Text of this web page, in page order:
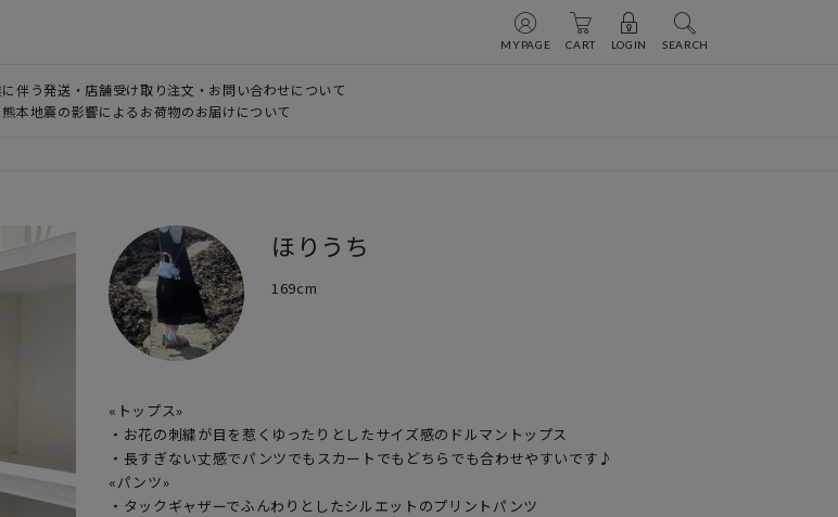
MYPAGE CART LOGIN SEARCH
に伴う発送・店舗受け取り注文・お問い合わせについて
熊本地震の影響によるお荷物のお届けについて
ほりうち
169cm
«トップス»
・お花の刺繍が目を惹くゆったりとしたサイズ感のドルマントップス
・長すぎない丈感でパンツでもスカートでもどちらでも合わせやすいです♪
«パンツ»
・タックギャザーでふんわりとしたシルエットのプリントパンツ